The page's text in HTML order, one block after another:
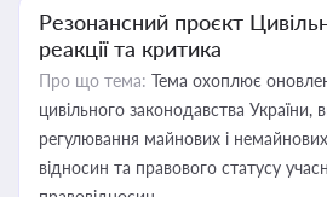
Резонансний проєкт
реакції та критика
Про що тема: Тема охоплює
цивільного законодавства
регулювання майнових і
відносин та правового статусу